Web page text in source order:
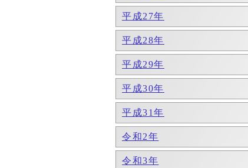
平成27年
平成28年
平成29年
平成30年
平成31年
令和2年
令和3年